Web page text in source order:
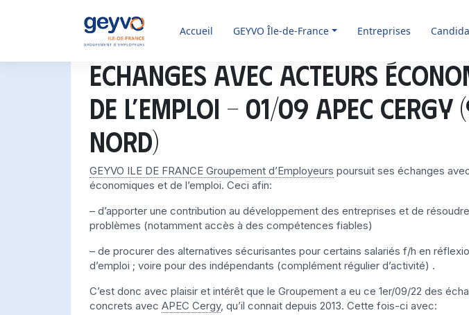
Accueil GEYVOÎle-de-France Entreprises
Echanges avec acteurs
de l’emploi – 01/09 APEC CERGY
nord)
GEYVO ILE DE FRANCE Groupement d’Employeurs poursuit ses échanges
économiques et de l’emploi. Ceci afin:
– d’apporter une contribution au développement des entreprises et de
problèmes (notamment accès à des compétences fiables)
– de procurer des alternatives sécurisantes pour certains salariés f/h en
d’emploi ; voire pour des indépendants (complément régulier d’activité) .
C’est donc avec plaisir et intérêt que le Groupement a eu ce 1er/09/22 des
concrets avec APEC Cergy, qu’il connait depuis 2013. Cette fois-ci avec: